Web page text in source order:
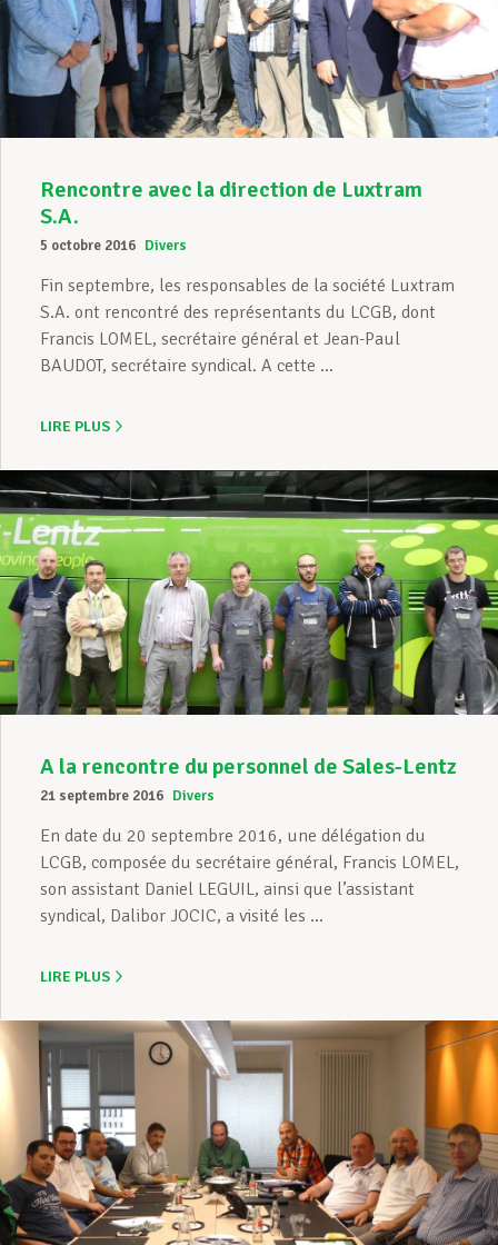
Rencontre avec la direction de Luxtram
S.A.
5 octobre 2016 Divers
Fin septembre, les responsables de la société Luxtram
S.A. ont rencontré des représentants du LCGB, dont
Francis LOMEL, secrétaire général et Jean-Paul
BAUDOT, secrétaire syndical. A cette ...
LIRE PLUS
A la rencontre du personnel de Sales-Lentz
21 septembre 2016 Divers
En date du 20 septembre 2016, une délégation du
LCGB, composée du secrétaire général, Francis LOMEL,
son assistant Daniel LEGUIL, ainsi que l’assistant
syndical, Dalibor JOCIC, a visité les ...
LIRE PLUS